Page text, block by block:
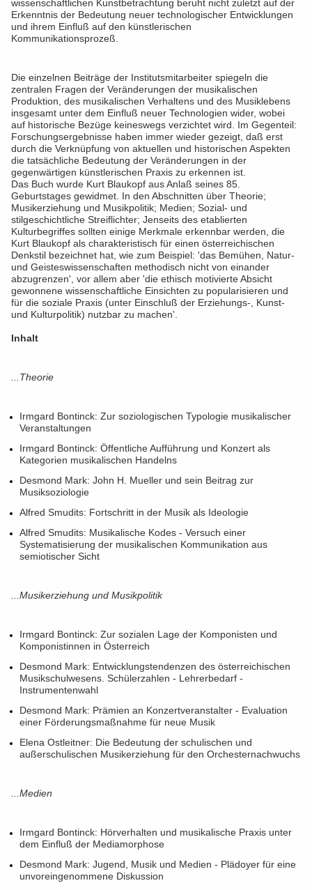
wissenschaftlichen Kunstbetrachtung beruht nicht zuletzt auf der
Erkenntnis der Bedeutung neuer technologischer Entwicklungen
und ihrem Einfluß auf den künstlerischen
Kommunikationsprozeß.
Die einzelnen Beiträge der Institutsmitarbeiter spiegeln die
zentralen Fragen der Veränderungen der musikalischen
Produktion, des musikalischen Verhaltens und des Musiklebens
insgesamt unter dem Einfluß neuer Technologien wider, wobei
auf historische Bezüge keineswegs verzichtet wird. Im Gegenteil:
Forschungsergebnisse haben immer wieder gezeigt, daß erst
durch die Verknüpfung von aktuellen und historischen Aspekten
die tatsächliche Bedeutung der Veränderungen in der
gegenwärtigen künstlerischen Praxis zu erkennen ist.
Das Buch wurde Kurt Blaukopf aus Anlaß seines 85.
Geburtstages gewidmet. In den Abschnitten über Theorie;
Musikerziehung und Musikpolitik; Medien; Sozial- und
stilgeschichtliche Streiflichter; Jenseits des etablierten
Kulturbegriffes sollten einige Merkmale erkennbar werden, die
Kurt Blaukopf als charakteristisch für einen österreichischen
Denkstil bezeichnet hat, wie zum Beispiel: 'das Bemühen, Natur-
und Geisteswissenschaften methodisch nicht von einander
abzugrenzen', vor allem aber 'die ethisch motivierte Absicht
gewonnene wissenschaftliche Einsichten zu popularisieren und
für die soziale Praxis (unter Einschluß der Erziehungs-, Kunst-
und Kulturpolitik) nutzbar zu machen'.
Inhalt
...Theorie
Irmgard Bontinck: Zur soziologischen Typologie musikalischer
Veranstaltungen
Irmgard Bontinck: Öffentliche Aufführung und Konzert als
Kategorien musikalischen Handelns
Desmond Mark: John H. Mueller und sein Beitrag zur
Musiksoziologie
Alfred Smudits: Fortschritt in der Musik als Ideologie
Alfred Smudits: Musikalische Kodes - Versuch einer
Systematisierung der musikalischen Kommunikation aus
semiotischer Sicht
...Musikerziehung und Musikpolitik
Irmgard Bontinck: Zur sozialen Lage der Komponisten und
Komponistinnen in Österreich
Desmond Mark: Entwicklungstendenzen des österreichischen
Musikschulwesens. Schülerzahlen - Lehrerbedarf -
Instrumentenwahl
Desmond Mark: Prämien an Konzertveranstalter - Evaluation
einer Förderungsmaßnahme für neue Musik
Elena Ostleitner: Die Bedeutung der schulischen und
außerschulischen Musikerziehung für den Orchesternachwuchs
...Medien
Irmgard Bontinck: Hörverhalten und musikalische Praxis unter
dem Einfluß der Mediamorphose
Desmond Mark: Jugend, Musik und Medien - Plädoyer für eine
unvoreingenommene Diskussion